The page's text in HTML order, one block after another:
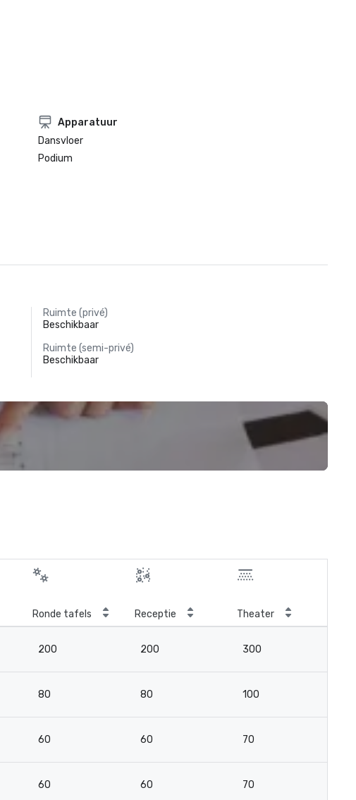
Apparatuur
Dansvloer
Podium
Ruimte (privé)
Beschikbaar
Ruimte (semi-privé)
Beschikbaar
Ronde tafels Receptie Theater
200 200 300
80 80 100
60 60 70
60 60 70